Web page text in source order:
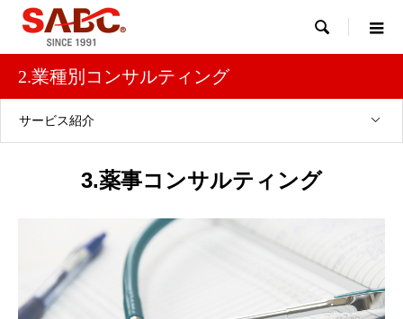

2.業種別コンサルティング
サービス紹介
3.薬事コンサルティング